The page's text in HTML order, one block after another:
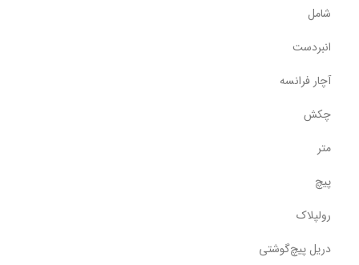
شامل
انبردست
آچار فرانسه
چکش
متر
پیچ
رولپلاک
دریل پیچ‌گوشتی